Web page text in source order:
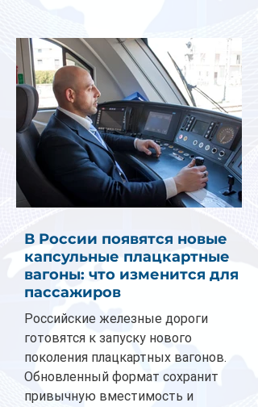
В России появятся новые
капсульные плацкартные
вагоны: что изменится для
пассажиров
Российские железные дороги
готовятся к запуску нового
поколения плацкартных вагонов.
Обновленный формат сохранит
привычную вместимость и